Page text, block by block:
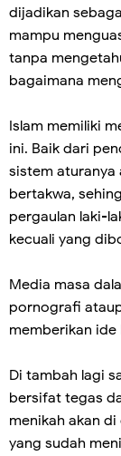
dijadikan
mampu
tanpa
bagaimana
Islam memiliki
ini. Baik dari
sistem aturanya
bertakwa,
pergaulan laki-
kecuali yang
Media masa
pornografi
memberikan
Di tambah lagi
bersifat tegas
menikah akan
yang sudah